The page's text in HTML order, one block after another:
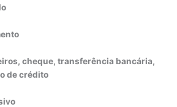
cheque, transferência bancária,
de crédito